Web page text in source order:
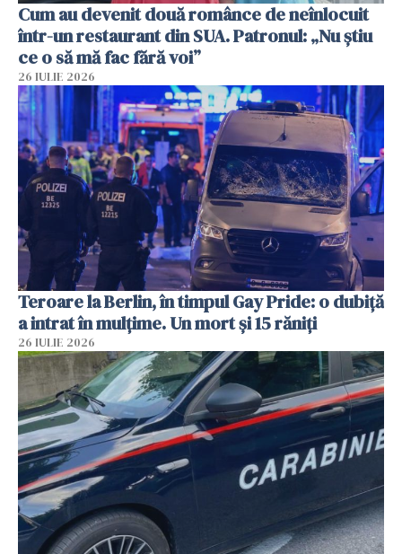
Cum au devenit două românce de neînlocuit
într-un restaurant din SUA. Patronul: „Nu știu
ce o să mă fac fără voi”
26 IULIE 2026
Teroare la Berlin, în timpul Gay Pride: o dubiță
a intrat în mulțime. Un mort și 15 răniți
26 IULIE 2026